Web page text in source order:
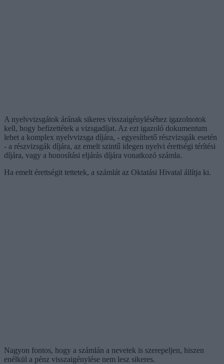
A nyelvvizsgátok árának sikeres visszaigényléséhez igazolnotok
kell, hogy befizettétek a vizsgadíjat. Az ezt igazoló dokumentum
lehet a komplex nyelvvizsga díjára, - egyesíthető részvizsgák esetén
- a részvizsgák díjára, az emelt szintű idegen nyelvi érettségi térítési
díjára, vagy a honosítási eljárás díjára vonatkozó számla.
Ha emelt érettségit tettetek, a számlát az Oktatási Hivatal állítja ki.
Nagyon fontos, hogy a számlán a nevetek is szerepeljen, hiszen
enélkül a pénz visszaigénylése nem lesz sikeres.